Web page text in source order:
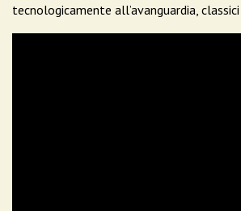
tecnologicamente all’avanguardia,